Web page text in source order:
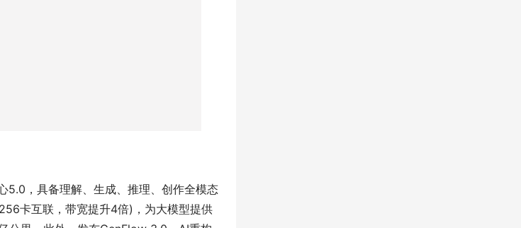
5.0，具备理解、生成、推理、创作全模态
卡互联，带宽提升4倍)，为大模型提供